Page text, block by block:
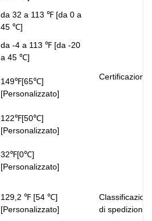
Certificazioni
da 32 a 113 ℉ [da 0 a
45 ℃]
da -4 a 113 ℉ [da -20
a 45 ℃]
149℉[65℃]
[Personalizzato]
122℉[50℃]
[Personalizzato]
32℉[0℃]
[Personalizzato]
129,2 ℉ [54 ℃]
[Personalizzato]
di spedizione